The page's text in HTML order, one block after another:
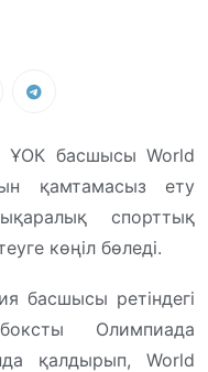
ҰОК басшысы World
қамтамасыз ету
спорттық
көңіл бөледі.
басшысы ретіндегі
боксты Олимпиада
қалдырып, World